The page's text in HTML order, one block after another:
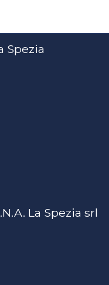
Spezia
La Spezia srl